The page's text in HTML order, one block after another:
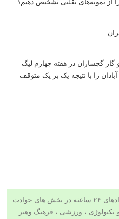
نمونه‌های تقلبی تشخیص دهیم؟
گاز گچساران در هفته چهارم لیگ
را با نتیجه یک بر یک متوقف
جدیدترین اخبار و مهم ترین رویدادهای ۲۴ ساعته در بخش های حوادث
و تکنولوژی ، ورزشی ، فرهنگ وهنر